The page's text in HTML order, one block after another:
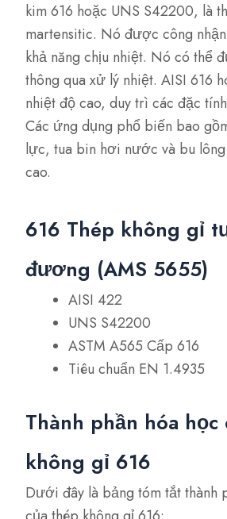
kim 616 hoặc UNS S42200, là
martensitic. Nó được công
khả năng chịu nhiệt. Nó có thể
thông qua xử lý nhiệt. AISI 616
nhiệt độ cao, duy trì các đặc
Các ứng dụng phổ biến bao
lực, tua bin hơi nước và bu
cao.
616 Thép không gỉ
đương (AMS 5655)
AISI 422
UNS S42200
ASTM A565 Cấp 616
Tiêu chuẩn EN 1.4935
Thành phần hóa học
không gỉ 616
Dưới đây là bảng tóm tắt thành